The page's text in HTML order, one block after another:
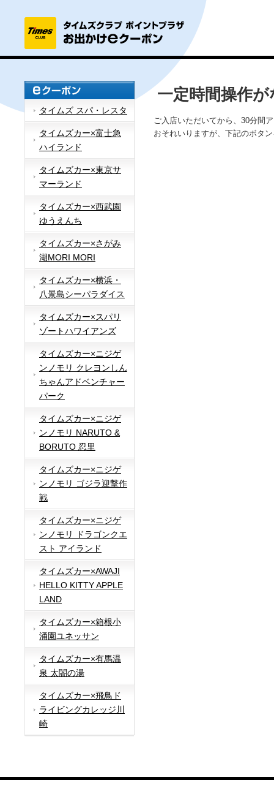
タイムズ スパ・レスタ
タイムズカー×富士急
ハイランド
タイムズカー×東京サ
マーランド
タイムズカー×西武園
ゆうえんち
タイムズカー×さがみ
湖MORI MORI
タイムズカー×横浜・
八景島シーパラダイス
タイムズカー×スパリ
ゾートハワイアンズ
タイムズカー×ニジゲ
ンノモリ クレヨンしん
ちゃんアドベンチャー
パーク
タイムズカー×ニジゲ
ンノモリ NARUTO &
BORUTO 忍里
タイムズカー×ニジゲ
ンノモリ ゴジラ迎撃作
戦
タイムズカー×ニジゲ
ンノモリ ドラゴンクエ
スト アイランド
タイムズカー×AWAJI
HELLO KITTY APPLE
LAND
タイムズカー×箱根小
涌園ユネッサン
タイムズカー×有馬温
泉 太閤の湯
タイムズカー×飛鳥ド
ライビングカレッジ川
崎
一定時間操作
ご入店いただいてから、30分間
おそれいりますが、下記のボタ